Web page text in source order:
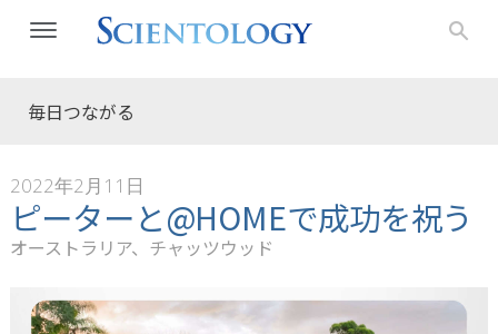
毎日つながる
2022年2月11日
ピーターと@HOMEで成功を祝う
オーストラリア、チャッツウッド